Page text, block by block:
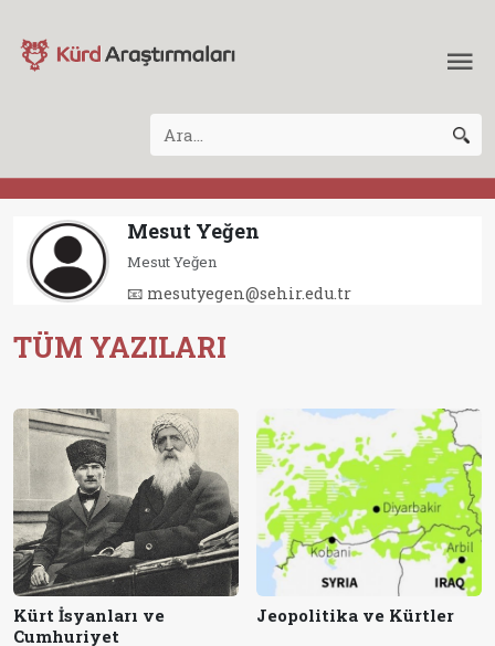
Mesut Yeğen
Mesut Yeğen
📧 mesutyegen@sehir.edu.tr
TÜM YAZILARI
Kürt İsyanları ve
Cumhuriyet
Jeopolitika ve Kürtler